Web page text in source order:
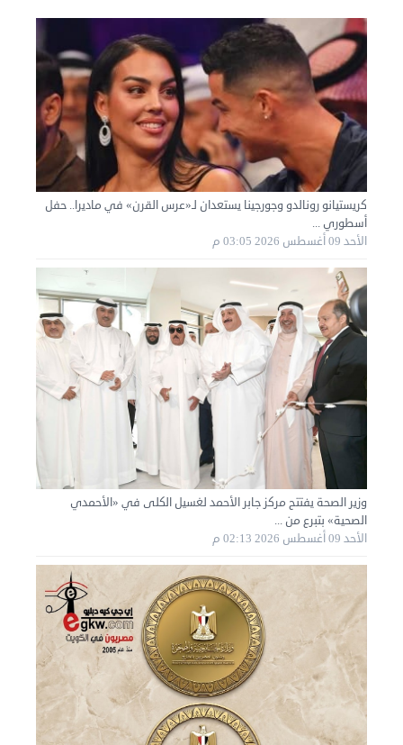
نقل عفش المنطقه العاشره 50636444 فك وتركيب ...
الإثنين 02 سبتمبر 2024 05:01 م
نقل عفش الكويت 50636444 فك وتركيب ايكيا محلي ...
الأحد 01 سبتمبر 2024 02:03 م
كريستيانو رونالدو وجورجينا يستعدان لـ«عرس القرن» في ماديرا.. حفل
أسطوري ...
الأحد 09 أغسطس 2026 03:05 م
وزير الصحة يفتتح مركز جابر الأحمد لغسيل الكلى في «الأحمدي
الصحية» بتبرع من ...
الأحد 09 أغسطس 2026 02:13 م